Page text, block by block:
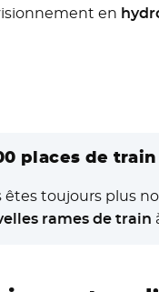
en
places de
êtes toujours plus
rames de train